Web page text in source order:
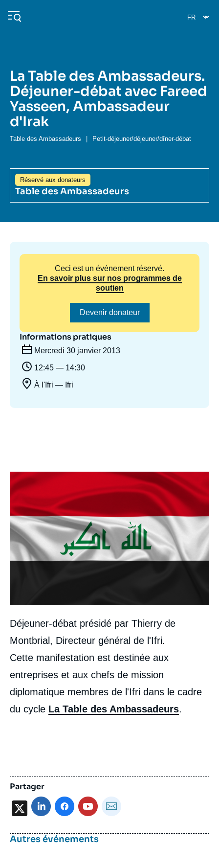
au
contenu
Navigation
principale
L'Ifri
Analyses
Événements
Se connecter
L'Ifri en bref
La Table des Ambassadeurs.
Déjeuner-débat avec Fareed
Yasseen, Ambassadeur
d'Irak
Table des Ambassadeurs Petit-déjeuner/déjeuner/dîner-débat
Réservé aux donateurs
Table des Ambassadeurs
Image
Informations pratiques
Mercredi 30 janvier 2013
12:45 — 14:30
À l'Ifri — Ifri
Ceci est un événement réservé.
En savoir plus sur nos programmes de
soutien
Devenir donateur
Image
Déjeuner-débat présidé par Thierry de
Montbrial, Directeur général de l'Ifri.
Cette manifestation est destinée aux
entreprises et aux chefs de mission
diplomatique membres de l'Ifri dans le cadre
du cycle La Table des Ambassadeurs.
Partager
X
Autres événements